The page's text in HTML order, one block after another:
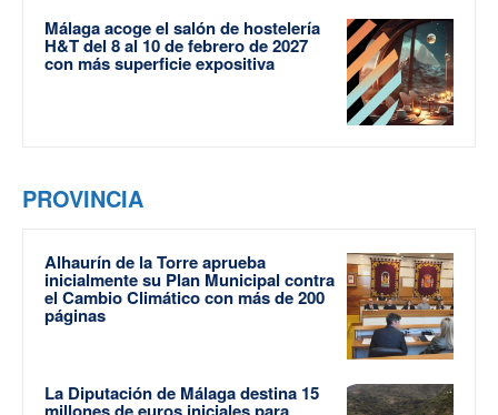
Málaga acoge el salón de hostelería
H&T del 8 al 10 de febrero de 2027
con más superficie expositiva
PROVINCIA
Alhaurín de la Torre aprueba
inicialmente su Plan Municipal contra
el Cambio Climático con más de 200
páginas
La Diputación de Málaga destina 15